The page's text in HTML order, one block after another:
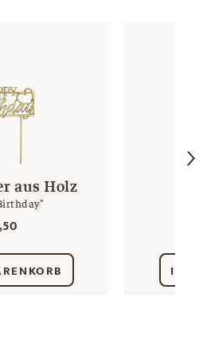
aus Holz
IN